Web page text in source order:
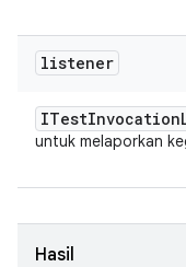
listener
ITestInvocation
untuk melaporkan
Hasil